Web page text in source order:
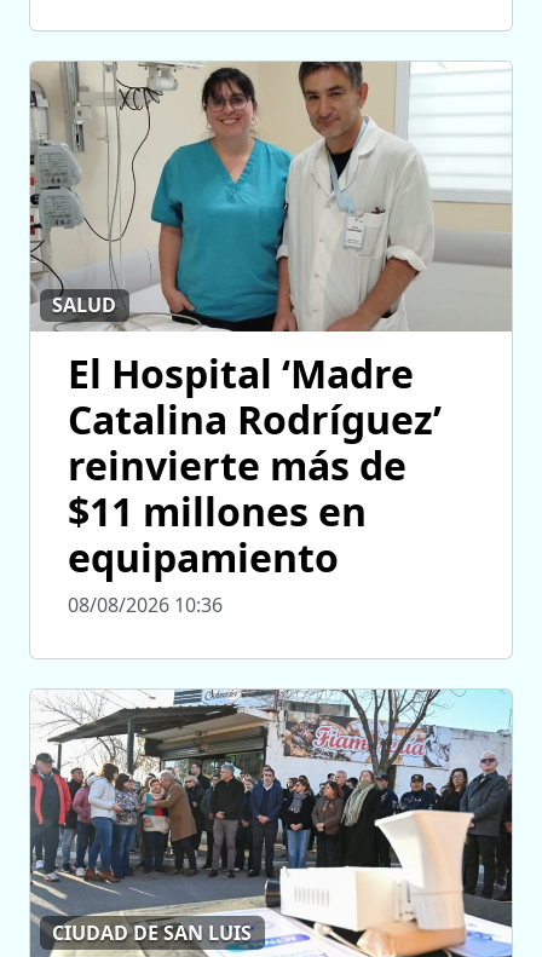
SALUD
El Hospital ‘Madre
Catalina Rodríguez’
reinvierte más de
$11 millones en
equipamiento
08/08/2026 10:36
CIUDAD DE SAN LUIS